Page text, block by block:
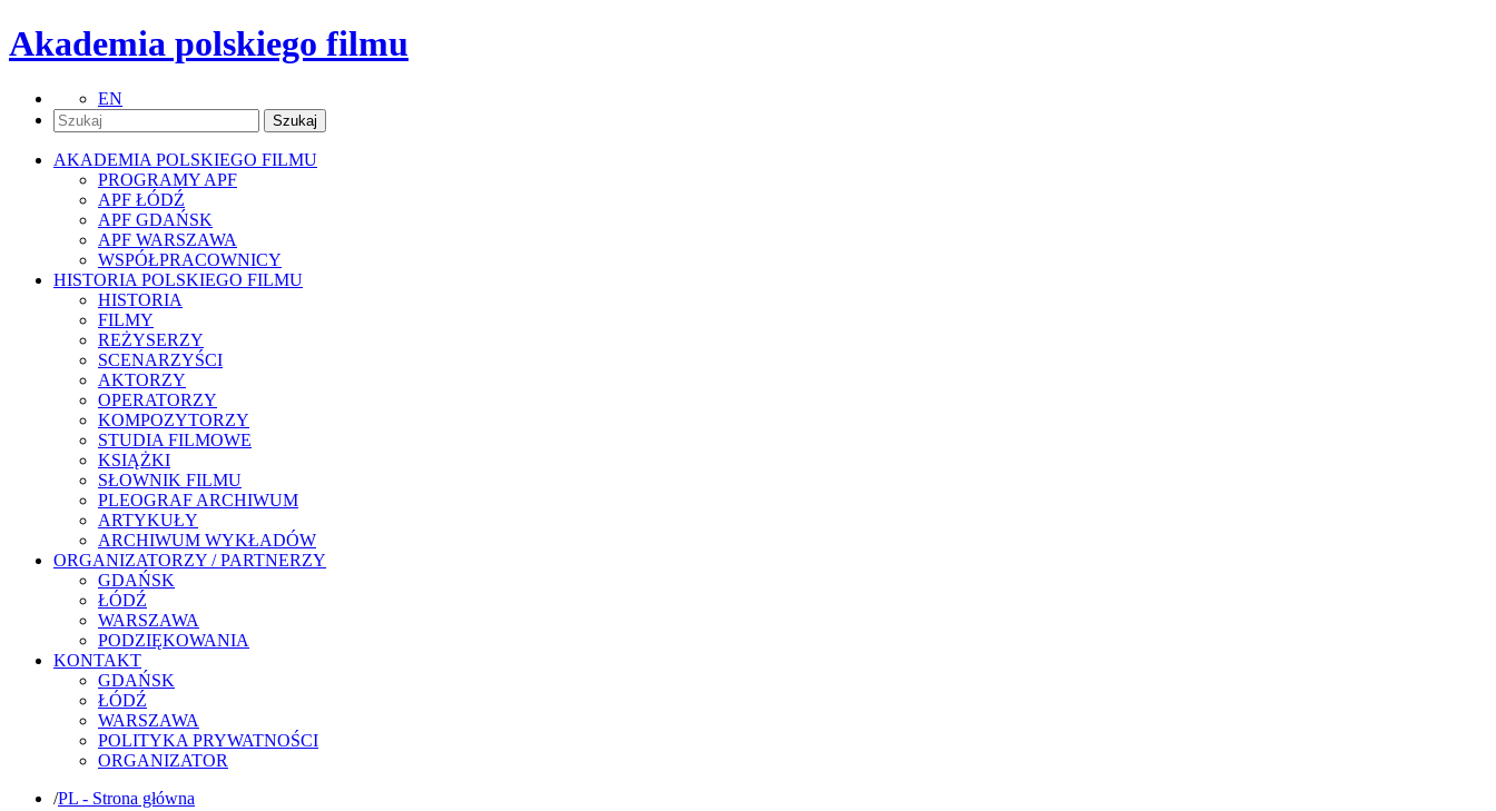
Akademia polskiego filmu
EN
AKADEMIA POLSKIEGO FILMU
PROGRAMY APF
APF ŁÓDŹ
APF GDAŃSK
APF WARSZAWA
WSPÓŁPRACOWNICY
HISTORIA POLSKIEGO FILMU
HISTORIA
FILMY
REŻYSERZY
SCENARZYŚCI
AKTORZY
OPERATORZY
KOMPOZYTORZY
STUDIA FILMOWE
KSIĄŻKI
SŁOWNIK FILMU
PLEOGRAF ARCHIWUM
ARTYKUŁY
ARCHIWUM WYKŁADÓW
ORGANIZATORZY / PARTNERZY
GDAŃSK
ŁÓDŹ
WARSZAWA
PODZIĘKOWANIA
KONTAKT
GDAŃSK
ŁÓDŹ
WARSZAWA
POLITYKA PRYWATNOŚCI
ORGANIZATOR
/PL - Strona główna